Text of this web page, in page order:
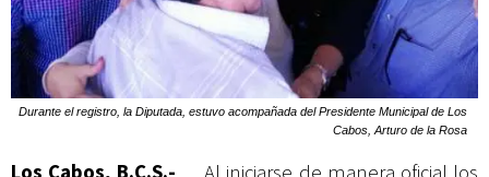
Durante el registro, la Diputada, estuvo acompañada del Presidente Municipal de Los
Cabos, Arturo de la Rosa